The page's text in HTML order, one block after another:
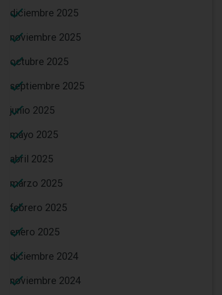
diciembre 2025
noviembre 2025
octubre 2025
septiembre 2025
junio 2025
mayo 2025
abril 2025
marzo 2025
febrero 2025
enero 2025
diciembre 2024
noviembre 2024